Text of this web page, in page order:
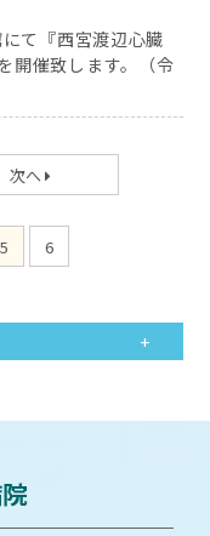
て『西宮渡辺心臓
開催致します。（令
次へ
5 6